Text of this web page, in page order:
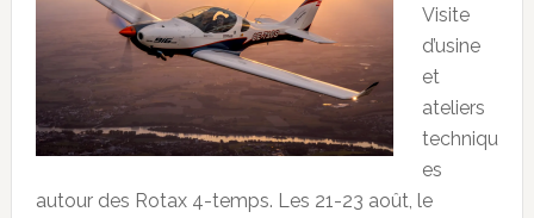
Visite
d’usine
et
ateliers
techniqu
es
autour des Rotax 4-temps. Les 21-23 août, le